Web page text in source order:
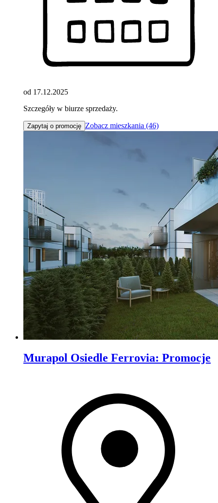
od 17.12.2025
Szczegóły w biurze sprzedaży.
Zapytaj o promocję Zobacz mieszkania (46)
Murapol Osiedle Ferrovia: Promocje